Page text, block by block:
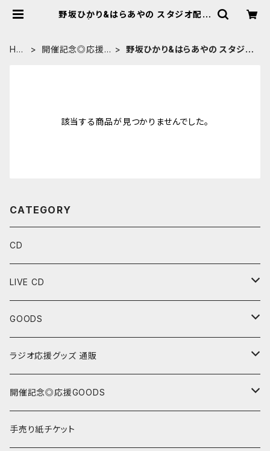
野坂ひかり&はらあやの スタジオ配信
HO
開催記念◎応援G
野坂ひかり&はらあやの スタジオ
該当する商品が見つかりませんでした。
CATEGORY
CD
LIVE CD
“Sing with Piano”シリーズ
“野坂ひかり Monthly Live CD”シリーズ
GOODS
Tシャツ
セットリスト色紙
チェキ
ラジオ応援グッズ 通販
24/1/15 第32回 ゲスト:亜ノあこ
24/2/19 第33回 ゲスト:のうじょうりえ
開催記念◎応援GOODS
野坂ひかり Mini Oneman Live シリーズ
手売り紙チケット